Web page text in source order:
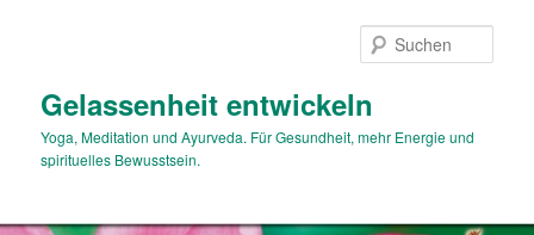
Gelassenheit entwickeln
Yoga, Meditation und Ayurveda. Für Gesundheit, mehr Energie und
spirituelles Bewusstsein.